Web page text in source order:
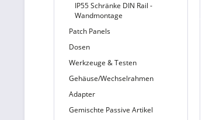
IP55 Schränke DIN Rail -
Wandmontage
Patch Panels
Dosen
Werkzeuge & Testen
Gehäuse/Wechselrahmen
Adapter
Gemischte Passive Artikel